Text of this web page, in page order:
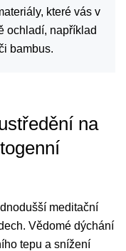
které vás v
ochladí, například
bambus.
na
meditační
Vědomé dýchání
tepu a snížení